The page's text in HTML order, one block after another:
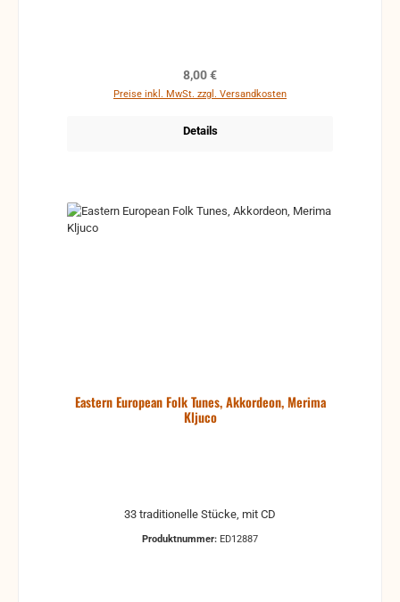
Regulärer Preis:
8,00 €
Preise inkl. MwSt. zzgl. Versandkosten
Details
Eastern European Folk Tunes, Akkordeon, Merima
Kljuco
33 traditionelle Stücke, mit CD
Produktnummer: ED12887